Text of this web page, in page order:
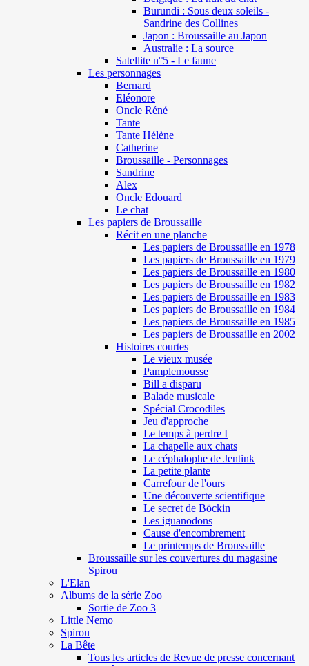
Burundi : Sous deux soleils -
Sandrine des Collines
Japon : Broussaille au Japon
Australie : La source
Satellite n°5 - Le faune
Les personnages
Bernard
Eléonore
Oncle Réné
Tante
Tante Hélène
Catherine
Broussaille - Personnages
Sandrine
Alex
Oncle Edouard
Le chat
Les papiers de Broussaille
Récit en une planche
Les papiers de Broussaille en 1978
Les papiers de Broussaille en 1979
Les papiers de Broussaille en 1980
Les papiers de Broussaille en 1982
Les papiers de Broussaille en 1983
Les papiers de Broussaille en 1984
Les papiers de Broussaille en 1985
Les papiers de Broussaille en 2002
Histoires courtes
Le vieux musée
Pamplemousse
Bill a disparu
Balade musicale
Spécial Crocodiles
Jeu d'approche
Le temps à perdre I
La chapelle aux chats
Le céphalophe de Jentink
La petite plante
Carrefour de l'ours
Une découverte scientifique
Le secret de Böckin
Les iguanodons
Cause d'encombrement
Le printemps de Broussaille
Broussaille sur les couvertures du magasine
Spirou
L'Elan
Albums de la série Zoo
Sortie de Zoo 3
Little Nemo
Spirou
La Bête
Tous les articles de Revue de presse concernant